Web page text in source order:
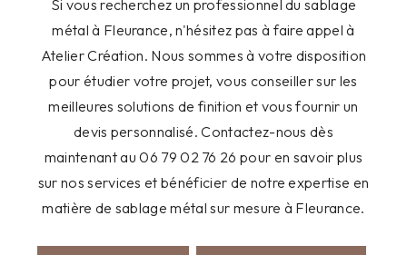
Si vous recherchez un professionnel du sablage
métal à Fleurance, n'hésitez pas à faire appel à
Atelier Création. Nous sommes à votre disposition
pour étudier votre projet, vous conseiller sur les
meilleures solutions de finition et vous fournir un
devis personnalisé. Contactez-nous dès
maintenant au 06 79 02 76 26 pour en savoir plus
sur nos services et bénéficier de notre expertise en
matière de sablage métal sur mesure à Fleurance.